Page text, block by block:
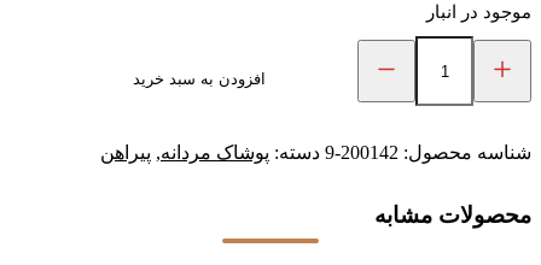
موجود در انبار
پیراهن
جین
عدد
افزودن به سبد خرید
شناسه محصول: 200142-9 دسته: پوشاک مردانه, پیراهن
محصولات مشابه